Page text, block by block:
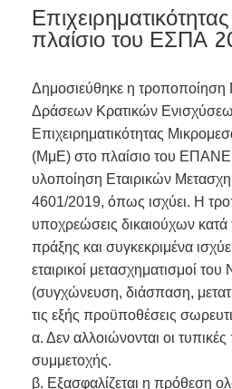
πλαίσιο του ΕΣΠΑ
Δημοσιεύθηκε η
Δράσεων Κρατικών
Επιχειρηματικότητας
(ΜμΕ) στο πλαίσιο του
υλοποίηση Εταιρικών
4601/2019, όπως ισχύει. Η
υποχρεώσεις δικαιούχων κατά
πράξης και συγκεκριμένα
εταιρικοί μετασχηματισμοί
(συγχώνευση, διάσπαση,
τις εξής προϋποθέσεις
α. Δεν αλλοιώνονται οι
συμμετοχής.
β. Εξασφαλίζεται η πρόθεση